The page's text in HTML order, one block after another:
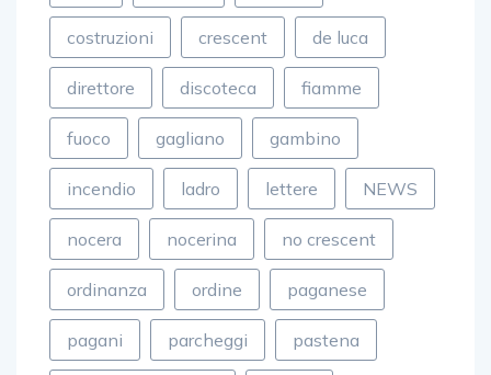
costruzioni crescent de luca
direttore discoteca fiamme
fuoco gagliano gambino
incendio ladro lettere NEWS
nocera nocerina no crescent
ordinanza ordine paganese
pagani parcheggi pastena